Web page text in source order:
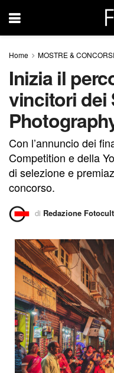
Home MOSTRE & CONCORSI
Inizia il
vincitori dei
Con l’annuncio dei
Competition e della
di selezione e
concorso.
di Redazione Fotocult